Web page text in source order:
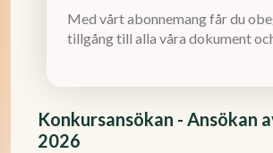
Konkursansökan - Ansökan
2026
Med vårt abonnemang får du
tillgång till alla våra dokument